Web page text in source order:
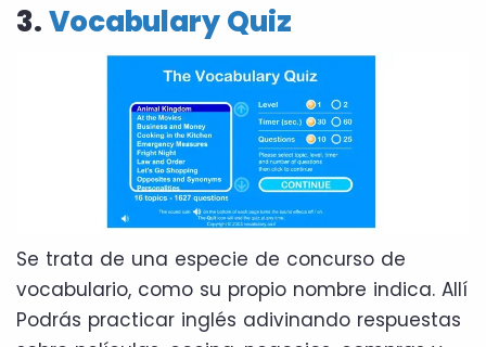
3.Vocabulary Quiz
Se trata de una especie de concurso de
vocabulario, como su propio nombre indica. Allí
Podrás practicar inglés adivinando respuestas